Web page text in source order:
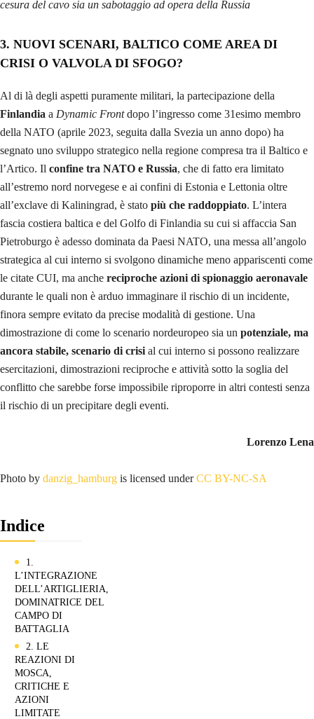
cesura del cavo sia un sabotaggio ad opera della Russia
3. NUOVI SCENARI, BALTICO COME AREA DI
CRISI O VALVOLA DI SFOGO?
Al di là degli aspetti puramente militari, la partecipazione della
Finlandia a Dynamic Frontdopo l’ingresso come 31esimo membro
della NATO (aprile 2023, seguita dalla Svezia un anno dopo) ha
segnato uno sviluppo strategico nella regione compresa tra il Baltico e
l’Artico. Il confine tra NATO e Russia, che di fatto era limitato
all’estremo nord norvegese e ai confini di Estonia e Lettonia oltre
all’exclave di Kaliningrad, è stato più che raddoppiato. L’intera
fascia costiera baltica e del Golfo di Finlandia su cui si affaccia San
Pietroburgo è adesso dominata da Paesi NATO, una messa all’angolo
strategica al cui interno si svolgono dinamiche meno appariscenti come
le citate CUI, ma anche reciproche azioni di spionaggio aeronavale
durante le quali non è arduo immaginare il rischio di un incidente,
finora sempre evitato da precise modalità di gestione. Una
dimostrazione di come lo scenario nordeuropeo sia un potenziale, ma
ancora stabile, scenario di crisi al cui interno si possono realizzare
esercitazioni, dimostrazioni reciproche e attività sotto la soglia del
conflitto che sarebbe forse impossibile riproporre in altri contesti senza
il rischio di un precipitare degli eventi.
Lorenzo Lena
Photo by danzig_hamburg is licensed underCC BY-NC-SA
Indice
1.
L’INTEGRAZIONE
DELL’ARTIGLIERIA,
DOMINATRICE DEL
CAMPO DI
BATTAGLIA
2. LE
REAZIONI DI
MOSCA,
CRITICHE E
AZIONI
LIMITATE